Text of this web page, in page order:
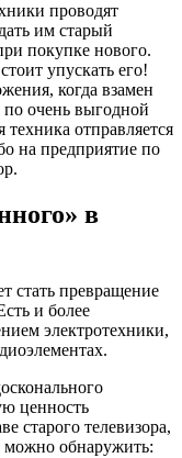
проводят
им старый
покупке нового.
упускать его!
когда взамен
очень выгодной
отправляется
на предприятие по
в
стать превращение
и более
электротехники,
ценность
старого телевизора,
можно обнаружить: